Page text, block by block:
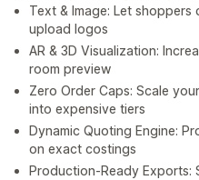
Text & Image: Let
upload logos
AR & 3D Visualization:
room preview
Zero Order Caps: Scale
into expensive tiers
Dynamic Quoting Engine:
on exact costings
Production-Ready Exports: